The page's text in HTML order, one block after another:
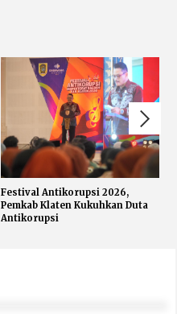
Festival Antikorupsi 2026,
Pemkab Klaten Kukuhkan Duta
Antikorupsi